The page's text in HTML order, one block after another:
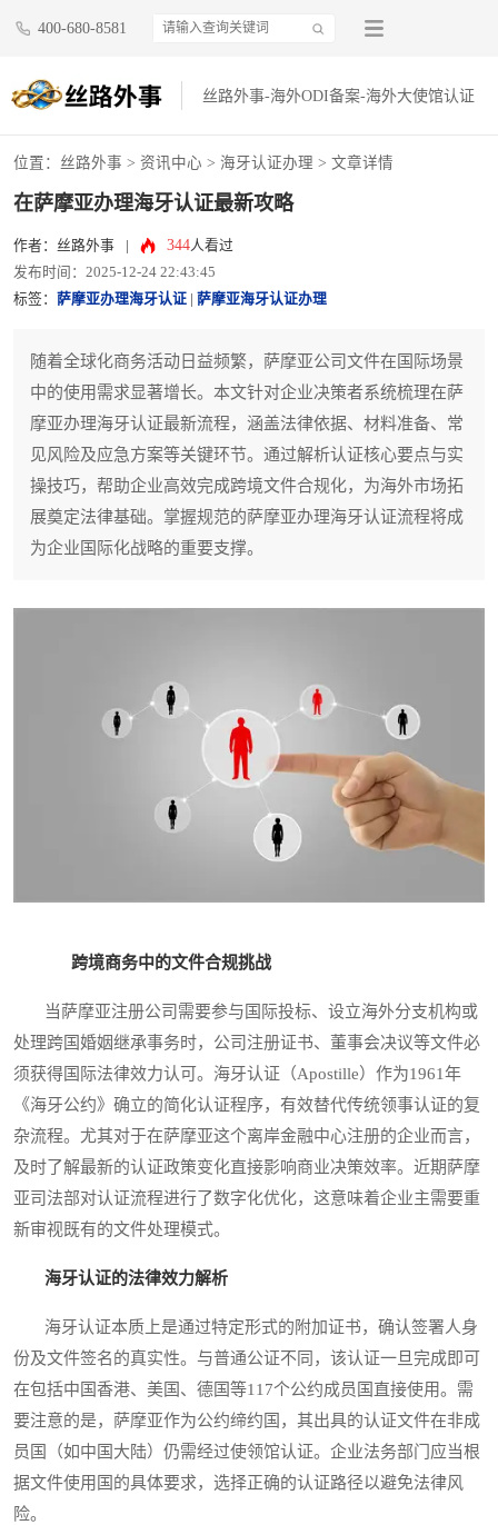
400-680-8581
丝路外事-海外ODI备案-海外大使馆认证
位置： 丝路外事 > 资讯中心 > 海牙认证办理 > 文章详情
在萨摩亚办理海牙认证最新攻略
作者：丝路外事 344人看过
发布时间：2025-12-24 22:43:45
标签： 萨摩亚办理海牙认证 萨摩亚海牙认证办理
随着全球化商务活动日益频繁，萨摩亚公司文件在国际场景
中的使用需求显著增长。本文针对企业决策者系统梳理在萨
摩亚办理海牙认证最新流程，涵盖法律依据、材料准备、常
见风险及应急方案等关键环节。通过解析认证核心要点与实
操技巧，帮助企业高效完成跨境文件合规化，为海外市场拓
展奠定法律基础。掌握规范的萨摩亚办理海牙认证流程将成
为企业国际化战略的重要支撑。
跨境商务中的文件合规挑战
当萨摩亚注册公司需要参与国际投标、设立海外分支机构或
处理跨国婚姻继承事务时，公司注册证书、董事会决议等文件必
须获得国际法律效力认可。海牙认证（Apostille）作为1961年
《海牙公约》确立的简化认证程序，有效替代传统领事认证的复
杂流程。尤其对于在萨摩亚这个离岸金融中心注册的企业而言，
及时了解最新的认证政策变化直接影响商业决策效率。近期萨摩
亚司法部对认证流程进行了数字化优化，这意味着企业主需要重
新审视既有的文件处理模式。
海牙认证的法律效力解析
海牙认证本质上是通过特定形式的附加证书，确认签署人身
份及文件签名的真实性。与普通公证不同，该认证一旦完成即可
在包括中国香港、美国、德国等117个公约成员国直接使用。需
要注意的是，萨摩亚作为公约缔约国，其出具的认证文件在非成
员国（如中国大陆）仍需经过使领馆认证。企业法务部门应当根
据文件使用国的具体要求，选择正确的认证路径以避免法律风
险。